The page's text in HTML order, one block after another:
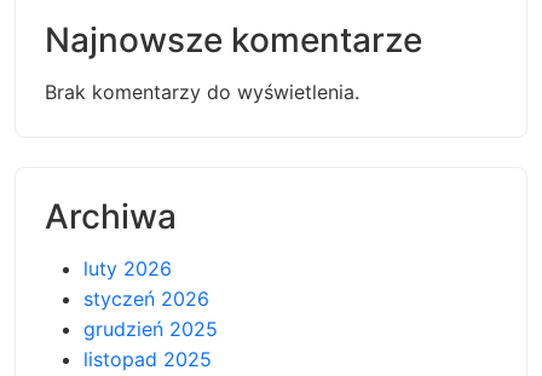
Najnowsze komentarze
Brak komentarzy do wyświetlenia.
Archiwa
luty 2026
styczeń 2026
grudzień 2025
listopad 2025